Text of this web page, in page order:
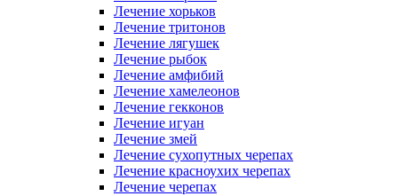
Лечение хорьков
Лечение тритонов
Лечение лягушек
Лечение рыбок
Лечение амфибий
Лечение хамелеонов
Лечение гекконов
Лечение игуан
Лечение змей
Лечение сухопутных черепах
Лечение красноухих черепах
Лечение черепах